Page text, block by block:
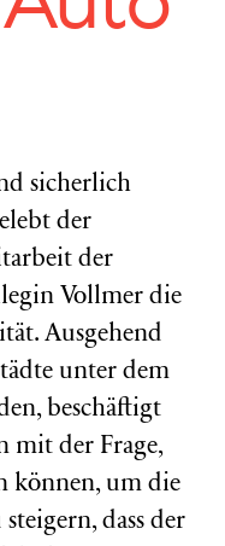
sicherlich
der
der
Vollmer die
Ausgehend
unter dem
beschäftigt
mit der Frage,
können, um die
dass der